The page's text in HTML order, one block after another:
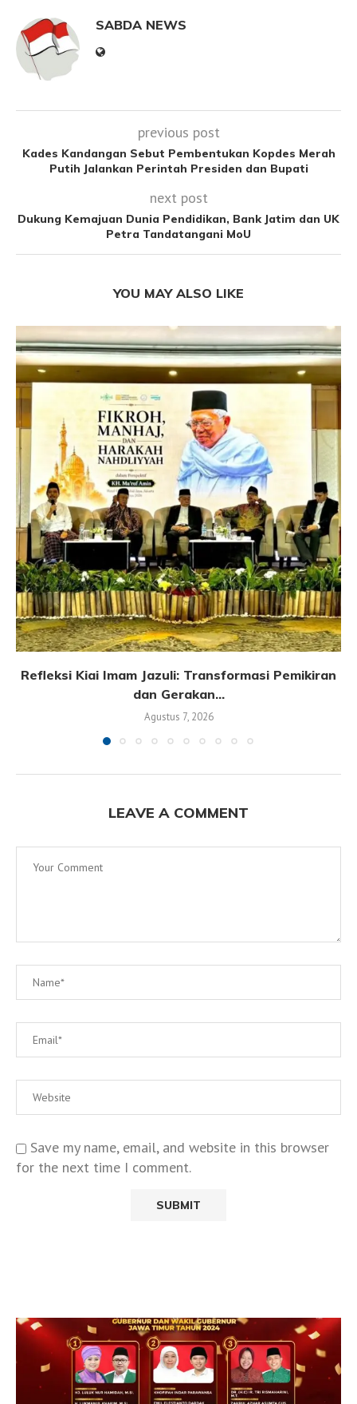
SABDA NEWS
previous post
Kades Kandangan Sebut Pembentukan Kopdes Merah
Putih Jalankan Perintah Presiden dan Bupati
next post
Dukung Kemajuan Dunia Pendidikan, Bank Jatim dan UK
Petra Tandatangani MoU
YOU MAY ALSO LIKE
Refleksi Kiai Imam Jazuli: Transformasi Pemikiran
dan Gerakan...
Agustus 7, 2026
LEAVE A COMMENT
Save my name, email, and website in this browser
for the next time I comment.